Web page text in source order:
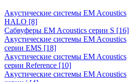
Акустические системы EM Acoustics
HALO [8]
Сабвуферы EM Acoustics серии S [16]
Акустические системы EM Acoustics
серии EMS [18]
Акустические системы EM Acoustics
серии Reference [10]
Акустические системы EM Acoustics